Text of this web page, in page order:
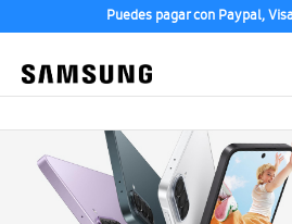
Puedes pagar con Paypal,